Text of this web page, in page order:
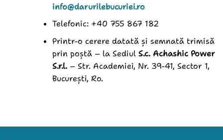
info@darurilebucuriei.ro
Telefonic: +40 755 867 182
Printr-o cerere datată și semnată trimisă
prin poștă – la Sediul S.c. Achashic Power
S.r.l. – Str. Academiei, Nr. 39-41, Sector 1,
București, Ro.